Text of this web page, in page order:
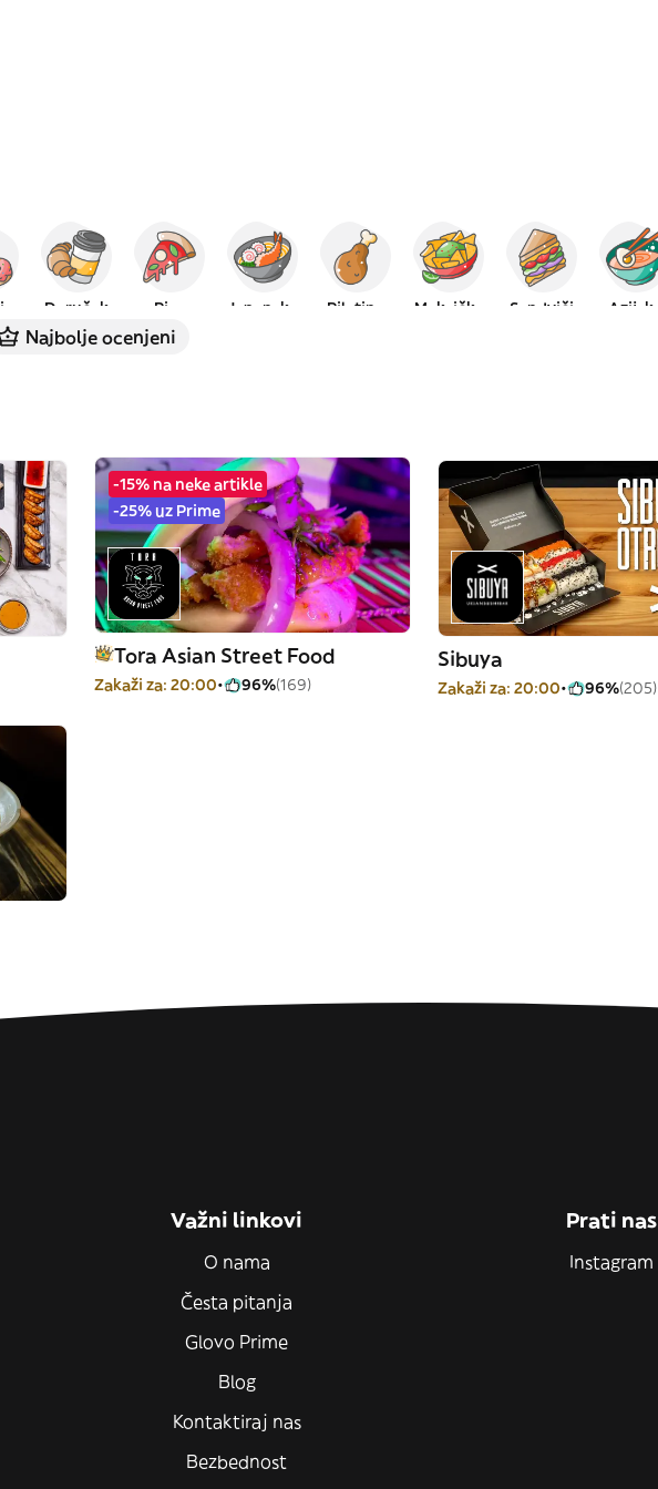
Doručak Pica Japanska Piletina Meksička Sendviči Azijska
Najbolje ocenjeni
-15% na neke artikle
-25% uz Prime
Tora Asian Street Food
Zakaži za: 20:00 96%(169)
Sibuya
Zakaži za: 20:00 96%(205)
Važni linkovi
O nama
Česta pitanja
Glovo Prime
Blog
Kontaktiraj nas
Bezbednost
Prati nas
Instagram